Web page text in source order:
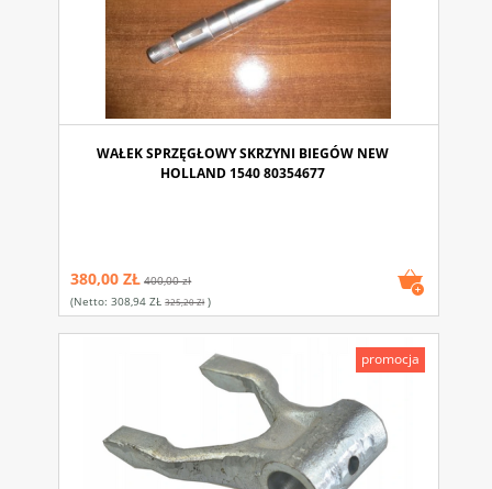
WAŁEK SPRZĘGŁOWY SKRZYNI BIEGÓW NEW
HOLLAND 1540 80354677
380,00 ZŁ 400,00 zł
(netto:308,94 ZŁ 325,20 Zł)
promocja